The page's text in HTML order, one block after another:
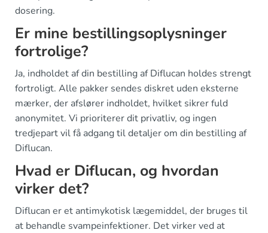
dosering.
Er mine bestillingsoplysninger
fortrolige?
Ja, indholdet af din bestilling af Diflucan holdes strengt
fortroligt. Alle pakker sendes diskret uden eksterne
mærker, der afslører indholdet, hvilket sikrer fuld
anonymitet. Vi prioriterer dit privatliv, og ingen
tredjepart vil få adgang til detaljer om din bestilling af
Diflucan.
Hvad er Diflucan, og hvordan
virker det?
Diflucan er et antimykotisk lægemiddel, der bruges til
at behandle svampeinfektioner. Det virker ved at